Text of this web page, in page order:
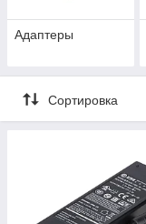
Адаптеры
Сортировка